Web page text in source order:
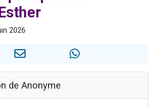
Eva vient de donner son Maasser
vient de donner son Maasser
2026
de Anonyme